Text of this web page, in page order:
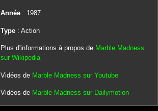
Année: 1987
Type: Action
Plus d'informations à propos de Marble Madness
sur Wikipedia
Vidéos de Marble Madness sur Youtube
Vidéos de Marble Madness sur Dailymotion